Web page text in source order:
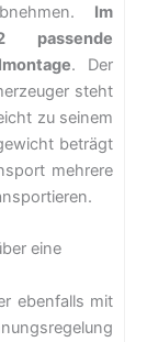
Im
passende
. Der
steht
zu seinem
beträgt
mehrere
eine
ebenfalls mit